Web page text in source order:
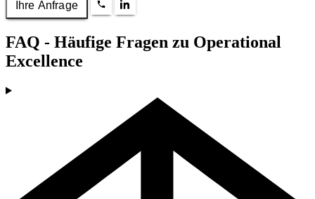
Ihre Anfrage
FAQ - Häufige Fragen zu Operational
Excellence